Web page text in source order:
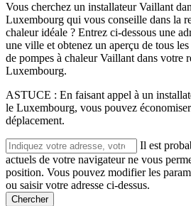
Vous cherchez un installateur Vaillant
Luxembourg qui vous conseille dans la
chaleur idéale ? Entrez ci-dessous une
une ville et obtenez un aperçu de tous
de pompes à chaleur Vaillant dans votre
Luxembourg.
ASTUCE : En faisant appel à un
le Luxembourg, vous pouvez
déplacement.
Il est
actuels de votre navigateur ne vous
position. Vous pouvez modifier les
ou saisir votre adresse ci-dessus.
Chercher